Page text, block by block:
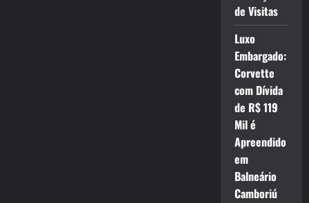
de Visitas
Luxo
Embargado:
Corvette
com Dívida
de R$ 119
Mil é
Apreendido
em
Balneário
Camboriú